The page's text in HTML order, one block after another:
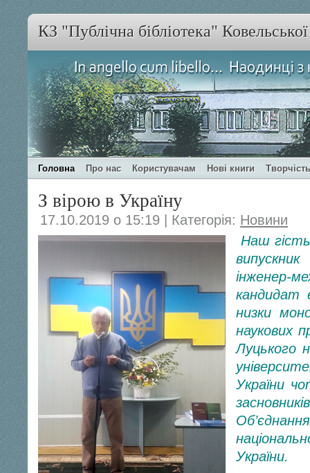
КЗ "Публічна бібліотека"
Головна Про нас Користувачам Нові книги
З вірою в Україну
17.10.2019 о 15:19 | Категорія: Новини
Наш
випускник
кандидат
низки
наукових
Луцького
України
України.